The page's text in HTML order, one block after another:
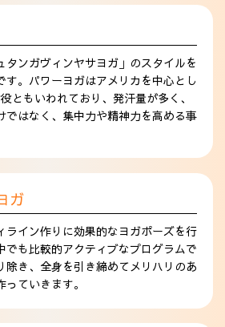
タンガヴィンヤサヨガ」のスタイルを
す。パワーヨガはアメリカを中心とし
ともいわれており、発汗量が多く、
ではなく、集中力や精神力を高める事
ガ
ライン作りに効果的なヨガポーズを行
でも比較的アクティブなプログラムで
除き、全身を引き締めてメリハリのあ
ていきます。